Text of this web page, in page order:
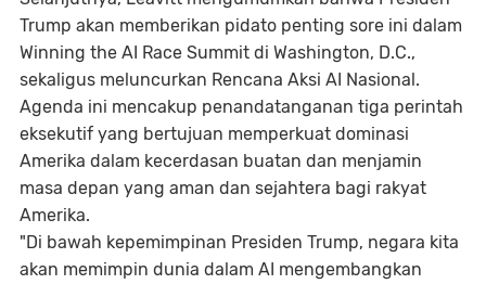
Trump akan memberikan pidato penting sore ini dalam
Winning the AI Race Summit di Washington, D.C.,
sekaligus meluncurkan Rencana Aksi AI Nasional.
Agenda ini mencakup penandatanganan tiga perintah
eksekutif yang bertujuan memperkuat dominasi
Amerika dalam kecerdasan buatan dan menjamin
masa depan yang aman dan sejahtera bagi rakyat
Amerika.
"Di bawah kepemimpinan Presiden Trump, negara kita
akan memimpin dunia dalam AI mengembangkan